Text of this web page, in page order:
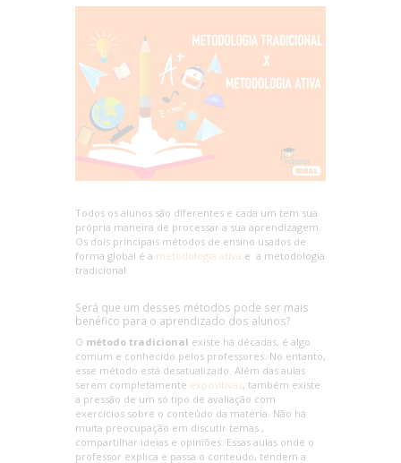
Todos os alunos são diferentes e cada um tem sua
própria maneira de processar a sua aprendizagem.
Os dois principais métodos de ensino usados de
forma global é a metodologia ativa e a metodologia
tradicional.
Será que um desses métodos pode ser mais
benéfico para o aprendizado dos alunos?
O método tradicional existe há décadas, é algo
comum e conhecido pelos professores. No entanto,
esse método está desatualizado. Além das aulas
serem completamente expositivas, também existe
a pressão de um só tipo de avaliação com
exercícios sobre o conteúdo da matéria. Não há
muita preocupação em discutir temas ,
compartilhar ideias e opiniões. Essas aulas onde o
professor explica e passa o conteúdo, tendem a